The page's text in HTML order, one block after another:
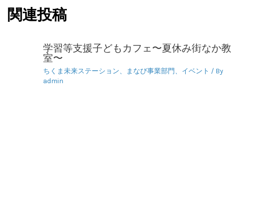
関連投稿
学習等支援子どもカフェ〜夏休み街なか教
室〜
ちくま未来ステーション、 まなび事業部門、 イベント / By
admin